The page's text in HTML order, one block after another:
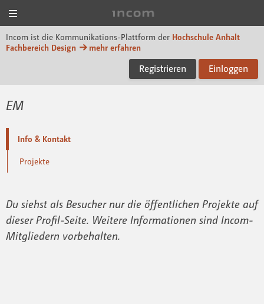
Incom ist die Kommunikations-Plattform der Hochschule Anhalt
Fachbereich Design
mehr erfahren
Registrieren Einloggen
EM
Info & Kontakt
Projekte
Du siehst als Besucher nur die öffentlichen Projekte auf
dieser Profil-Seite. Weitere Informationen sind Incom-
Mitgliedern vorbehalten.